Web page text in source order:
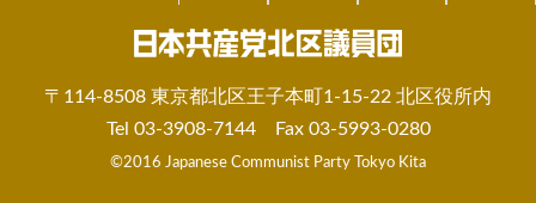
〒114-8508 東京都北区王子本町1-15-22 北区役所内
Tel 03-3908-7144 Fax 03-5993-0280
©2016 Japanese Communist Party Tokyo Kita